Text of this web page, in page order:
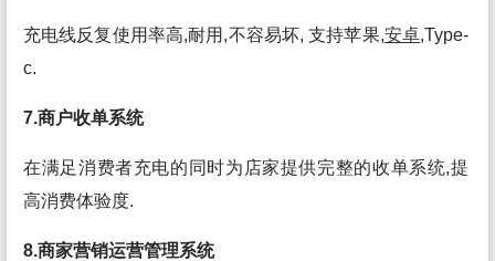
充电线反复使用率高,耐用,不容易坏, 支持苹果,安卓,Type-
c.
7.商户收单系统
在满足消费者充电的同时为店家提供完整的收单系统,提
高消费体验度.
8.商家营销运营管理系统